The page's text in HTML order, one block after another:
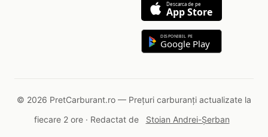
Descarca de pe
App Store
DISPONIBIL PE
Google Play
© 2026 PretCarburant.ro — Prețuri carburanți actualizate la
fiecare 2 ore · Redactat de
Stoian Andrei-Șerban